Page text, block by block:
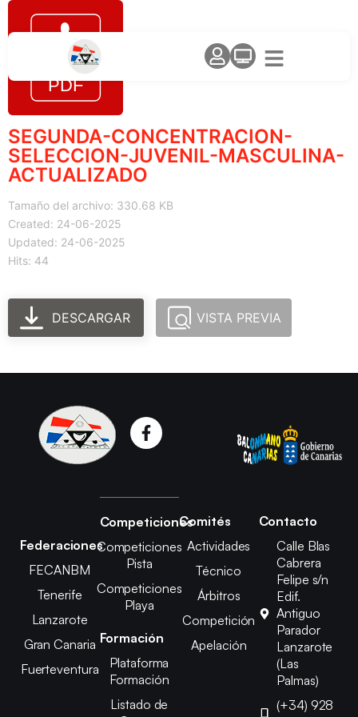
SEGUNDA-CONCENTRACION-
SELECCION-JUVENIL-MASCULINA-
ACTUALIZADO
Tamaño del archivo: 330.68 KB
Created: 24-06-2025
Updated: 24-06-2025
Hits: 44
DESCARGAR VISTA PREVIA
Federaciones
FECANBM
Tenerife
Lanzarote
Gran Canaria
Fuerteventura
Competiciones
Competiciones
Pista
Competiciones
Playa
Formación
Plataforma
Formación
Listado de
Comités
Actividades
Técnico
Árbitros
Competición
Apelación
Contacto
Calle Blas
Cabrera
Felipe s/n
Edif.
Antiguo
Parador
Lanzarote
(Las
Palmas)
(+34) 928